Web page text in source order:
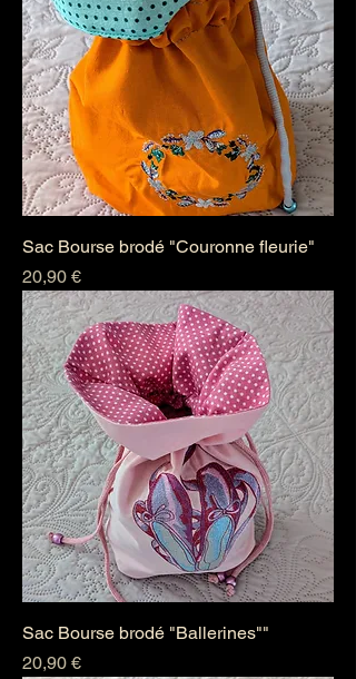
Sac Bourse brodé "Couronne fleurie"
Prix
20,90 €
Sac Bourse brodé "Ballerines""
Prix
20,90 €